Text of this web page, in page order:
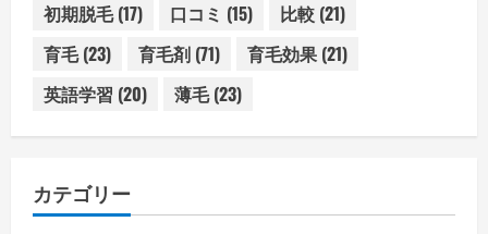
初期脱毛(17) 口コミ (15) 比較 (21)
育毛(23) 育毛剤 (71) 育毛効果 (21)
英語学習 (20) 薄毛(23)
カテゴリー